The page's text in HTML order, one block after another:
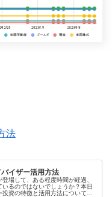
法
イザー活用方法
場して、ある程度時間が経過、
るのではないでしょうか？本日
資の特徴と活用方法について共